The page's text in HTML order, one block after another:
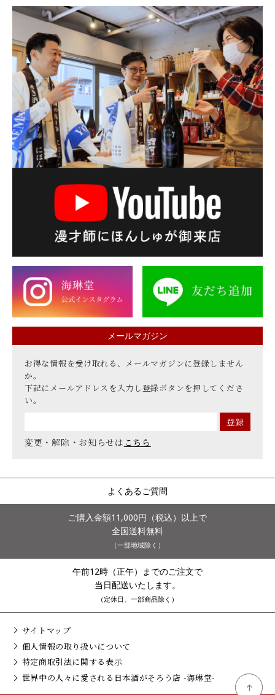
メールマガジン
お得な情報を受け取れる、メールマガジンに登録しません
か。
下記にメールアドレスを入力し登録ボタンを押してくださ
い。
変更・解除・お知らせは こちら
よくあるご質問
ご購入金額11,000円（税込）以上で
全国送料無料
（一部地域除く）
午前12時（正午）までのご注文で
当日配送いたします。
（定休日、一部商品除く）
サイトマップ
個人情報の取り扱いについて
特定商取引法に関する表示
世界中の人々に愛される日本酒がそろう店 -海琳堂-